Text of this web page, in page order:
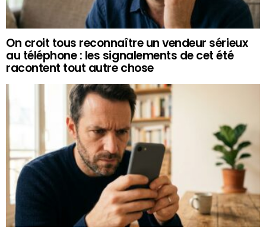
On croit tous reconnaître un vendeur sérieux
au téléphone : les signalements de cet été
racontent tout autre chose